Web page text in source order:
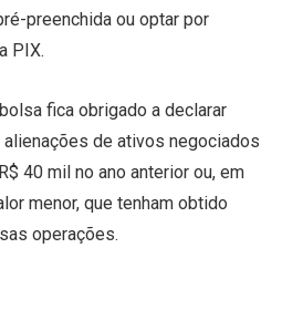
preenchida ou optar por
PIX.
fica obrigado a declarar
de ativos negociados
40 mil no ano anterior ou, em
menor, que tenham obtido
operações.